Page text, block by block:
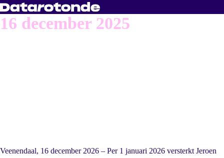
16 december 2025
Veenendaal, 16 december 2026 – Per 1 januari 2026 versterkt Jeroen